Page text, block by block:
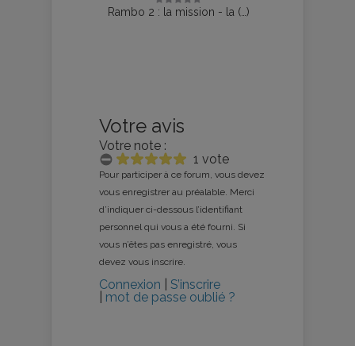
Rambo 2 : la mission - la (…)
Votre avis
Votre note :
1 vote
Pour participer à ce forum, vous devez
vous enregistrer au préalable. Merci
d’indiquer ci-dessous l’identifiant
personnel qui vous a été fourni. Si
vous n’êtes pas enregistré, vous
devez vous inscrire.
Connexion
S’inscrire
mot de passe oublié ?